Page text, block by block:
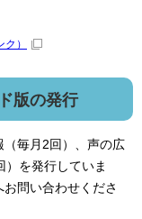
ク）
版の発行
毎月2回）、声の広
を発行していま
問い合わせくださ